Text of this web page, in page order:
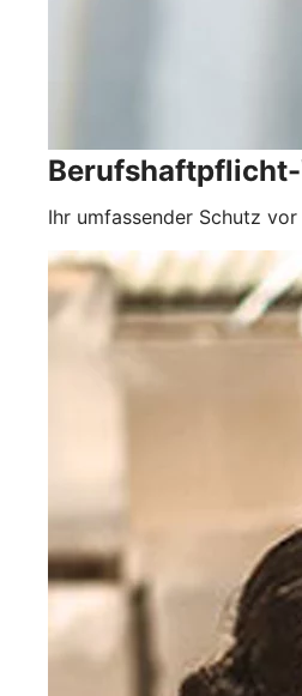
Ihr umfassender Schutz